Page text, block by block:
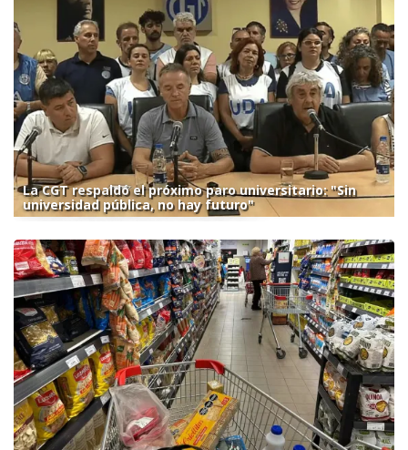
La CGT respaldó el próximo paro universitario: "Sin
universidad pública, no hay futuro"